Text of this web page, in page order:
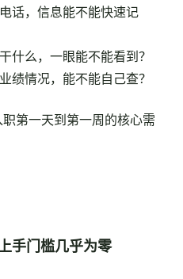
话，信息能不能快速记
什么，一眼能不能看到？
绩情况，能不能自己查？
第一天到第一周的核心需
手门槛几乎为零